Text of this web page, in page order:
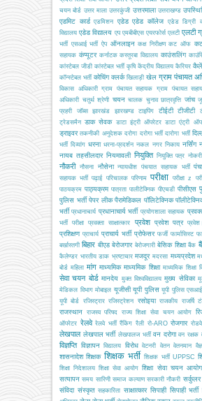
चयन बोर्ड उत्तर माला उत्तरकुंजी उत्तरमाला उत्तराखण्ड
एडमिट कार्ड एडमिशन एडेड एडेड कॉलेज एडेड डिग्री
विद्यालय एडेड विद्यालय एप एमबीबीएस एयरफोर्स एलटी एलटी
भर्ती एसआई भर्ती ऐप ऑनलाइन कक्ष निरीक्षण कट ऑफ
सहायक कंप्यूटर कर्नाटक कस्तूरबा विद्यालय काउंसलिंग
कांस्टेबल जीडी कांस्टेबल भर्ती कृषि केंद्रीय विद्यालय कैरियर
कॉन्स्टेबल भर्ती कोचिंग क्लर्क खिलाड़ी खेल ग्राम पंचायत
विकास अधिकारी ग्राम पंचायत सहायक ग्राम पंचायत
अधिकारी चतुर्थ श्रेणी चयन चालक चुनाव छात्रवृत्ति जांच
प्रहरी
जॉब्स झारखंड झारखण्ड टाइपिंग टीईटी टीजीटी
ट्रेडसमैन डाक सेवक डाटा इंट्री ऑपरेटर डाटा एंट्री
ड्राइवर तकनीकी अनुदेशक दरोगा दरोगा भर्ती दारोगा भर्ती
भर्ती दिव्यांग धरना धरना-प्रदर्शन नकल नगर निकाय नर्सिंग
नायब तहसीलदार नियमावली नियुक्ति नियुक्ति पत्र नोकरी
नौकरी नौसना नौसेना न्यायधीश पंचयात सहायक भर्ती
सहायक भर्ती पढ़ाई परिचालक परिणाम परीक्षा परीक्षा z
पाठयक्रम पाठ्यक्रम पात्रता पालीटेक्निक पीएचडी पीसीएस
पुलिस भर्ती पेपर लीक पैरामेडिकल पॉलिटेक्निक
भर्ती प्रधानाचार्य प्रधानाचार्य भर्ती प्रयोगशाला सहायक
भर्ती परीक्षा
प्रवक्ता साक्षात्कार प्रवेश प्रवेश पत्र प्रवेश।
प्रशिक्षण प्राचार्य प्राचार्य भर्ती प्रोफेसर फर्जी फार्मासिस्ट
बर्खास्तगी बिहार बीएड बेरोजगार बेरोजगारी बेसिक शिक्षा बैंक
कैलेण्डर भारतीय डाक भ्रष्टाचार मजदूर मदरसा मध्यप्रदेश
बोर्ड महिला मांग माध्यमिक माध्यमिक शिक्षा माध्यमिक शिक्षा
सेवा चयन बोर्ड मानदेय मुक्त विश्वविद्यालय मुख्य सेविका
मेडिकल विभाग मोबाइल यूजीसी यूपी पुलिस यूपी पुलिस एसआई
यूपी बोर्ड रजिस्ट्रार रजिस्ट्रेशन रसोइया राजकीय राजर्षि
राजस्थान राजस्व परिषद राज्य शिक्षा सेवा चयन आयोग
ऑपरेटर रेलवे रेलवे भर्ती रैंकिंग रैली रो-ARO रोजगार
लेखपाल लेखपाल भर्ती लेखपालज भर्ती वन दरोगा वन रक्षक
विज्ञप्ति विज्ञापन विद्यालय विरोध वेटनरी वेतन वेतनमान
शासनादेश शिक्षक शिक्षक भर्ती शिक्षक भर्ती UPPSC
शिक्षा निदेशालय शिक्षा सेवा आयोग शिक्षा सेवा चयन आयोग
सत्यापन समय सारिणी समाज कल्याण सरकारी नौकरी सर्कुलर
संविदा संस्कृत सहकारिता साक्षात्कार सिपाही सिपाही भर्ती